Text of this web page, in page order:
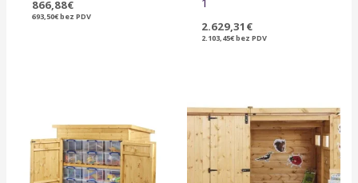
866,88€
693,50€bez PDV
2.629,31 €
2.103,45€bez PDV